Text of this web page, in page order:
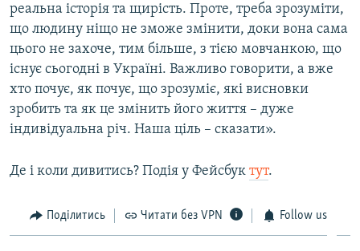
реальна історія та щирість. Проте, треба зрозуміти,
що людину ніщо не зможе змінити, доки вона сама
цього не захоче, тим більше, з тією мовчанкою, що
існує сьогодні в Україні. Важливо говорити, а вже
хто почує, як почує, що зрозуміє, які висновки
зробить та як це змінить його життя – дуже
індивідуальна річ. Наша ціль – сказати».
Де і коли дивитись? Подія у Фейсбук тут.
Поділитись Читати без VPN Follow us